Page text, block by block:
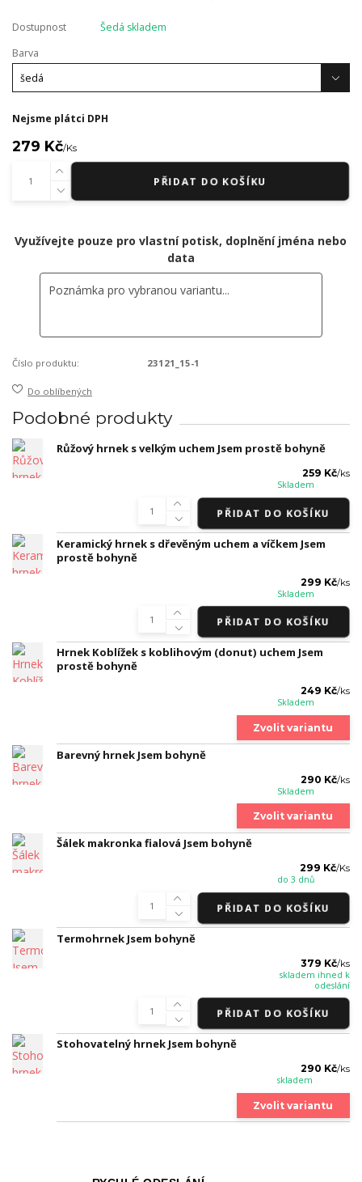
Dostupnost
Šedá skladem
Barva
Nejsme plátci DPH
279 Kč/Ks
PŘIDAT DO KOŠÍKU
Využívejte pouze pro vlastní potisk, doplnění jména nebo
data
Číslo produktu: 23121_15-1
Do oblíbených
Podobné produkty
Růžový hrnek s velkým uchem Jsem prostě bohyně
259 Kč/ks
Skladem
PŘIDAT DO KOŠÍKU
Keramický hrnek s dřevěným uchem a víčkem Jsem
prostě bohyně
299 Kč/ks
Skladem
PŘIDAT DO KOŠÍKU
Hrnek Koblížek s koblihovým (donut) uchem Jsem
prostě bohyně
249 Kč/ks
Skladem
Zvolit variantu
Barevný hrnek Jsem bohyně
290 Kč/ks
Skladem
Zvolit variantu
Šálek makronka fialová Jsem bohyně
299 Kč/Ks
do 3 dnů
PŘIDAT DO KOŠÍKU
Termohrnek Jsem bohyně
379 Kč/ks
skladem ihned k
odeslání
PŘIDAT DO KOŠÍKU
Stohovatelný hrnek Jsem bohyně
290 Kč/ks
skladem
Zvolit variantu